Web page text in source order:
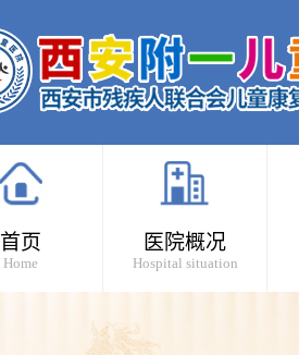
首页
Home
医院概况
Hospital situation